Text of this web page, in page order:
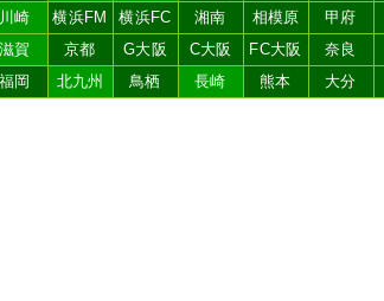
川崎 横浜FM 横浜FC 湘南 相模原 甲府
滋賀 京都 G大阪 C大阪 FC大阪 奈良
福岡 北九州 鳥栖 長崎 熊本 大分